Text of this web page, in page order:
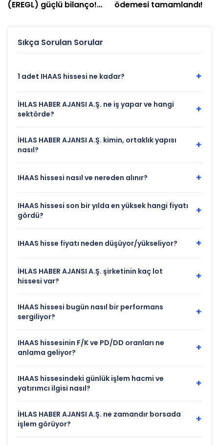
(EREGL) güçlü bilanço!
ödemesi tamamlandı!
Sıkça Sorulan Sorular
1 adet IHAAS hissesi ne kadar? +
İHLAS HABER AJANSI A.Ş. ne iş yapar ve hangi
sektörde?
+
İHLAS HABER AJANSI A.Ş. kimin, ortaklık yapısı
nasıl?
+
IHAAS hissesi nasıl ve nereden alınır? +
IHAAS hissesi son bir yılda en yüksek hangi fiyatı
gördü?
+
IHAAS hisse fiyatı neden düşüyor/yükseliyor? +
İHLAS HABER AJANSI A.Ş. şirketinin kaç lot
hissesi var?
+
IHAAS hissesi bugün nasıl bir performans
sergiliyor?
+
IHAAS hissesinin F/K ve PD/DD oranları ne
anlama geliyor?
+
IHAAS hissesindeki günlük işlem hacmi ve
yatırımcı ilgisi nasıl?
+
İHLAS HABER AJANSI A.Ş. ne zamandır borsada
işlem görüyor?
+